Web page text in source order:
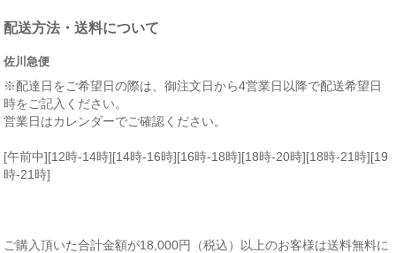
配送方法・送料について
佐川急便
※配達日をご希望日の際は、御注文日から4営業日以降で配送希望日
時をご記入ください。
営業日はカレンダーでご確認ください。
[午前中][12時-14時][14時-16時][16時-18時][18時-20時][18時-21時][19
時-21時]
ご購入頂いた合計金額が18,000円（税込）以上のお客様は送料無料に